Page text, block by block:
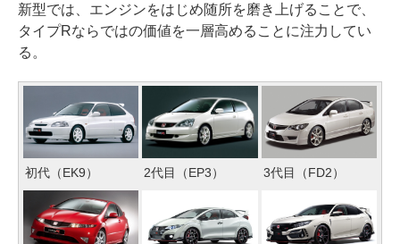
新型では、エンジンをはじめ随所を磨き上げることで、
タイプRならではの価値を一層高めることに注力してい
る。
初代（EK9） 2代目（EP3） 3代目（FD2）